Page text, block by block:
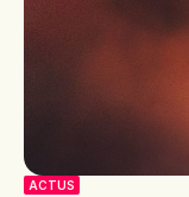
ACTUS